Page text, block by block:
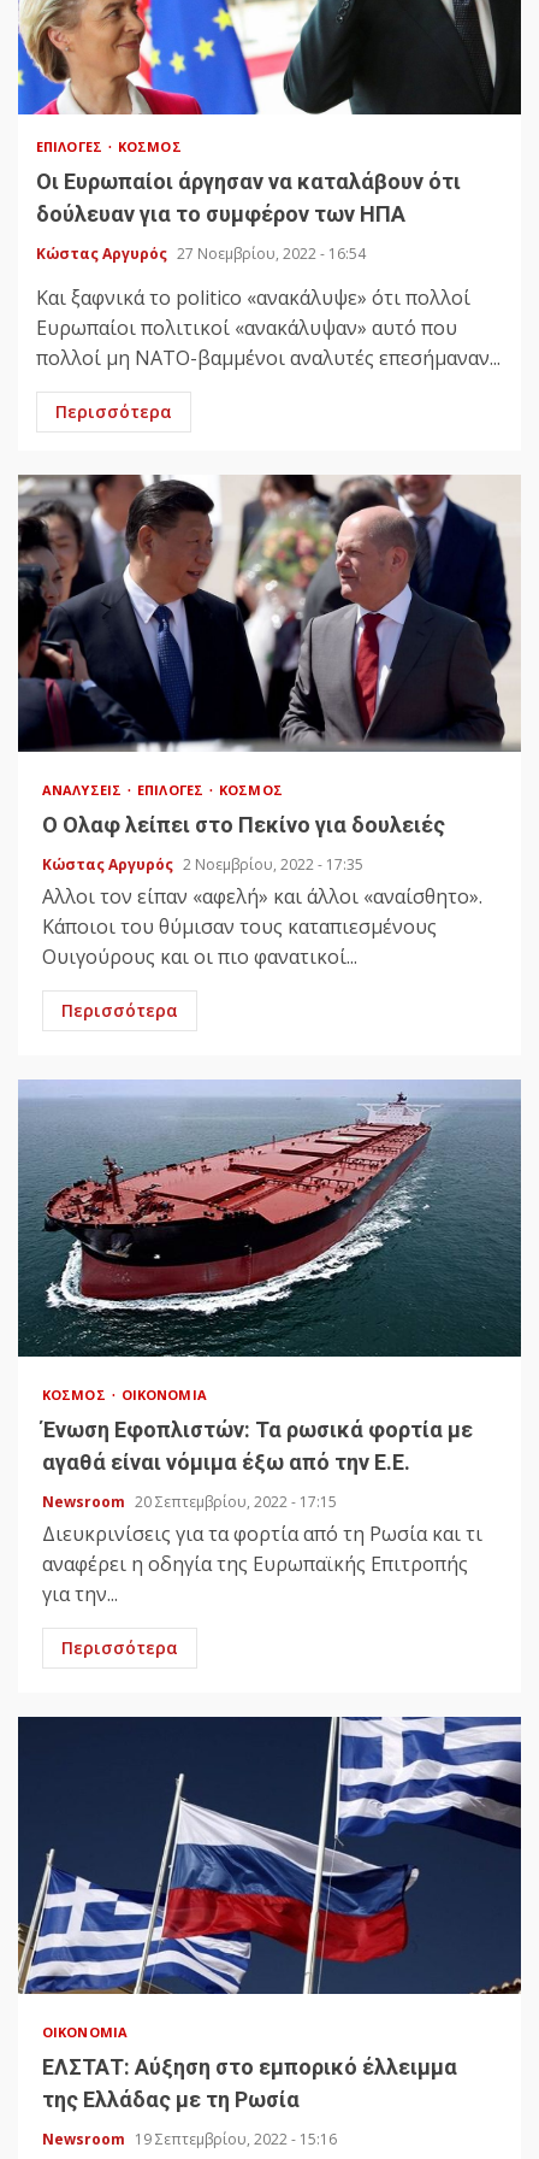
ΕΠΙΛΟΓΈΣ ΚΌΣΜΟΣ
Οι Ευρωπαίοι άργησαν να καταλάβουν ότι
δούλευαν για το συμφέρον των ΗΠΑ
Κώστας Αργυρός 27 Νοεμβρίου, 2022 - 16:54
Και ξαφνικά το politico «ανακάλυψε» ότι πολλοί
Ευρωπαίοι πολιτικοί «ανακάλυψαν» αυτό που
πολλοί μη ΝΑΤΟ-βαμμένοι αναλυτές επεσήμαναν...
Περισσότερα
ΑΝΑΛΎΣΕΙΣ ΕΠΙΛΟΓΈΣ ΚΌΣΜΟΣ
Ο Ολαφ λείπει στο Πεκίνο για δουλειές
Κώστας Αργυρός 2 Νοεμβρίου, 2022 - 17:35
Αλλοι τον είπαν «αφελή» και άλλοι «αναίσθητο».
Κάποιοι του θύμισαν τους καταπιεσμένους
Ουιγούρους και οι πιο φανατικοί...
Περισσότερα
ΚΌΣΜΟΣ ΟΙΚΟΝΟΜΊΑ
Ένωση Εφοπλιστών: Τα ρωσικά φορτία με
αγαθά είναι νόμιμα έξω από την Ε.Ε.
Newsroom 20 Σεπτεμβρίου, 2022 - 17:15
Διευκρινίσεις για τα φορτία από τη Ρωσία και τι
αναφέρει η οδηγία της Ευρωπαϊκής Επιτροπής
για την...
Περισσότερα
ΟΙΚΟΝΟΜΊΑ
ΕΛΣΤΑΤ: Αύξηση στο εμπορικό έλλειμμα
της Ελλάδας με τη Ρωσία
Newsroom 19 Σεπτεμβρίου, 2022 - 15:16